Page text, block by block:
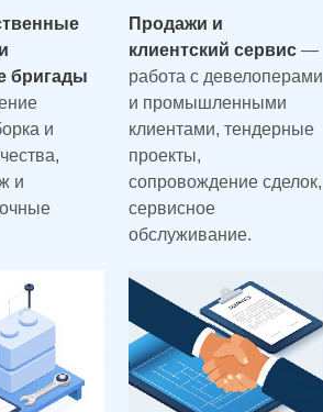
бригады
и
и
Продажи и
клиентский сервис —
работа с девелоперами
и промышленными
клиентами, тендерные
проекты,
сопровождение сделок,
сервисное
обслуживание.